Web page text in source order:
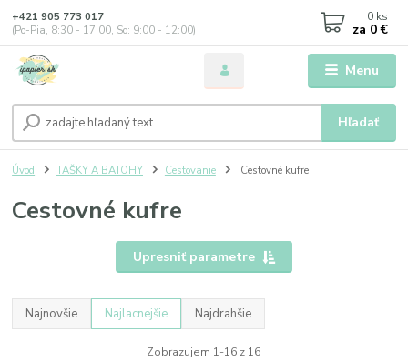
Menu
Hľadať
+421 905 773 017
(Po-Pia, 8:30 - 17:00, So: 9:00 - 12:00)
0 ks
za 0 €
Úvod TAŠKY A BATOHY Cestovanie Cestovné kufre
Cestovné kufre
Upresniť parametre
Najnovšie Najlacnejšie Najdrahšie
Zobrazujem 1-16 z 16